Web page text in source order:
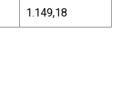
1.149,18